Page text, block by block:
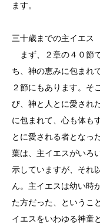
ます。
三十歳までの主イエス
まず、２章の４０節
ち、神の恵みに包まれ
２節にもあります。そ
び、神と人とに愛され
に包まれて、心も体も
とに愛される者となっ
葉は、主イエスがいろ
示していますが、それ
ん。主イエスは幼い時
た方だった、というこ
イエスをいわゆる神童